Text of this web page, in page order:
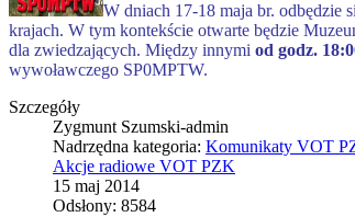
W dniach 17-18 maja br. odbędzie
krajach. W tym kontekście otwarte będzie
dla zwiedzających. Między innymi od godz.
wywoławczego SP0MPTW.
Szczegóły
Zygmunt Szumski-admin
Nadrzędna kategoria: Komunikaty VOT
Akcje radiowe VOT PZK
15 maj 2014
Odsłony: 8584